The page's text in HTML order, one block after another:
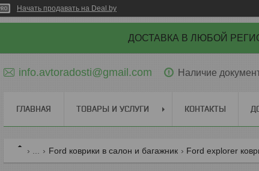
Начать продавать на Deal.by
ДОСТАВКА В ЛЮБОЙ
info.avtoradosti@gmail.com Наличие
ГЛАВНАЯ ТОВАРЫ И УСЛУГИ КОНТАКТЫ
Ford коврики в салон и багажник Ford explorer